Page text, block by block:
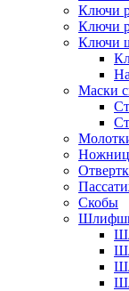
Ключи
Ключи
Ключи
Маски
Скобы